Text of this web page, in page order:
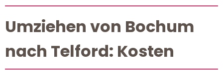
Umziehen von Bochum
nach Telford: Kosten